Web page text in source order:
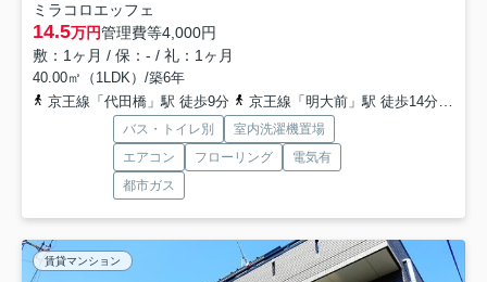
ミラコロエッフェ
14.5万円管理費等4,000円
敷：1ヶ月 / 保：- / 礼：1ヶ月
40.00㎡（1LDK）/築6年
京王線「代田橋」駅 徒歩9分
京王線「明大前」駅 徒歩14分
バス・トイレ別
室内洗濯機置場
エアコン
フローリング
電気有
都市ガス
賃貸マンション